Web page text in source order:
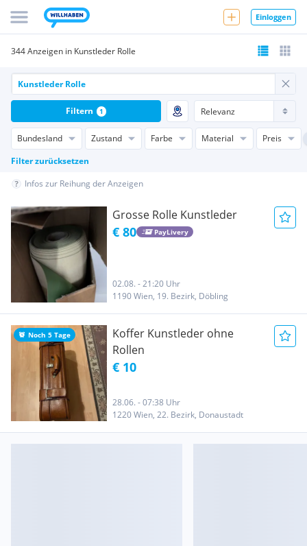
Einloggen
344 Anzeigen in Kunstleder Rolle
Bundesland Zustand Farbe Material
Preis
Filter zurücksetzen
Filtern 1
Infos zur Reihung der Anzeigen
Grosse Rolle Kunstleder
€ 80 PayLivery
02.08. - 21:20 Uhr
1190 Wien, 19. Bezirk, Döbling
Noch 5 Tage
Koffer Kunstleder ohne
Rollen
€ 10
28.06. - 07:38 Uhr
1220 Wien, 22. Bezirk, Donaustadt